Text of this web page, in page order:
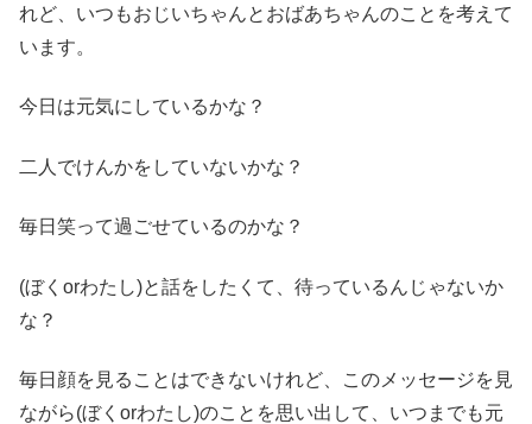
れど、いつもおじいちゃんとおばあちゃんのことを考えて
います。
今日は元気にしているかな？
二人でけんかをしていないかな？
毎日笑って過ごせているのかな？
(ぼくorわたし)と話をしたくて、待っているんじゃないか
な？
毎日顔を見ることはできないけれど、このメッセージを見
ながら(ぼくorわたし)のことを思い出して、いつまでも元